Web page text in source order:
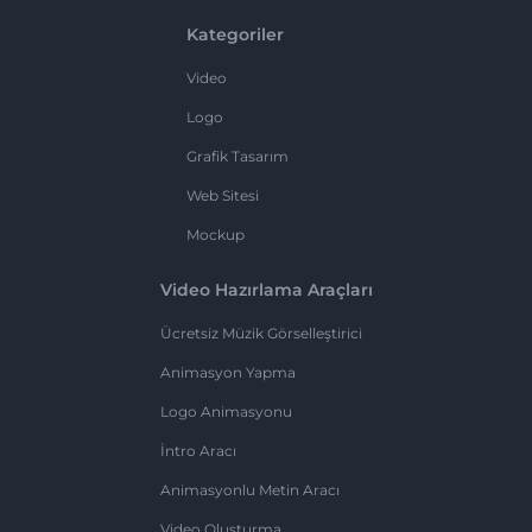
Kategoriler
Video
Logo
Grafik Tasarım
Web Sitesi
Mockup
Video Hazırlama Araçları
Ücretsiz Müzik Görselleştirici
Animasyon Yapma
Logo Animasyonu
İntro Aracı
Animasyonlu Metin Aracı